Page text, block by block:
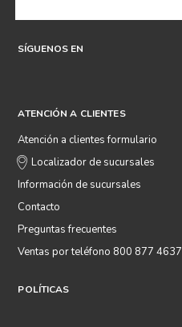
SÍGUENOS EN
ATENCIÓN A CLIENTES
Atención a clientes formulario
Localizador de sucursales
Información de sucursales
Contacto
Preguntas frecuentes
Ventas por teléfono 800 877 4637
POLÍTICAS